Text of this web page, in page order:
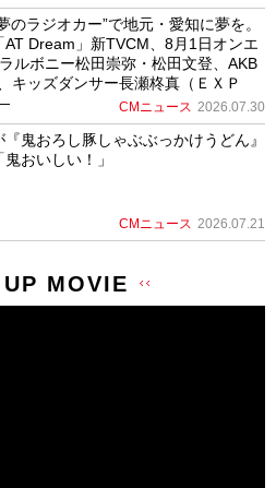
のラジオカー”で地元・愛知に夢を。
AT Dream」新TVCM、8月1日オンエ
ルボニー松田崇弥・松田文登、AKB
キッズダンサー長瀬柊真（ＥＸＰ
CMニュース 2026.07.30
鬼おろし豚しゃぶぶっかけうどん』
おいしい！」
CMニュース 2026.07.21
MOVIE